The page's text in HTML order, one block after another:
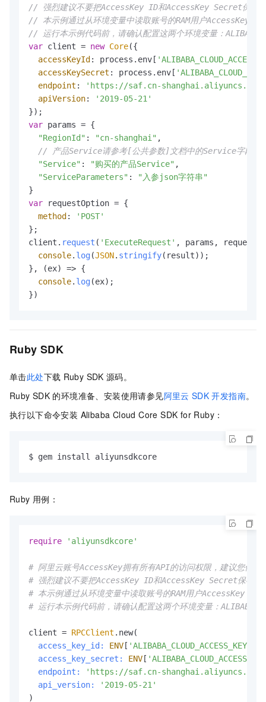
// 强烈建议不要把AccessKey ID和AccessKey Secret保存到
// 本示例通过从环境变量中读取账号的RAM用户AccessKey，
// 运行本示例代码前，请确认配置这两个环境变量：
var client = new Core({
accessKeyId : process. env [
accessKeySecret : process. env [
endpoint :
'https://saf.cn-shanghai.aliyuncs.com'
apiVersion:
'2019-05-21'
var params = {
"RegionId" : "cn-shanghai" ,
// 产品Service请参考[公共参数]文档中的Service字段描
"Service" : "购买的产品Service" ,
"ServiceParameters" :
"入参json字符串"
var requestOption = {
method :
'POST'
};
client. request ( 'ExecuteRequest' , params,
console. log(JSON. stringify(result));
},
(ex) => {
console. log(ex);
})
Ruby SDK
单击此处下载 Ruby SDK 源码。
Ruby SDK 的环境准备、安装使用请参见阿里云 SDK 开发指南。
执行以下命令安装 Alibaba Cloud Core SDK for Ruby：
$ gem install aliyunsdkcore
Ruby 用例：
require 'aliyunsdkcore'
# 阿里云账号AccessKey拥有所有API的访问权限，建议您使用
# 强烈建议不要把AccessKey ID和AccessKey Secret保存到
# 本示例通过从环境变量中读取账号的RAM用户AccessKey，来
# 运行本示例代码前，请确认配置这两个环境变量：
client = RPCClient .new(
access_key_id:
ENV [ 'ALIBABA_CLOUD_ACCESS_KEY_ID'
access_key_secret:
ENV [
endpoint:
'https://saf.cn-shanghai.aliyuncs.com'
api_version:
'2019-05-21'
)